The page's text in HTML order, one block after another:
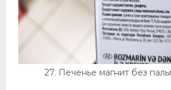
27. Печенье магнит без